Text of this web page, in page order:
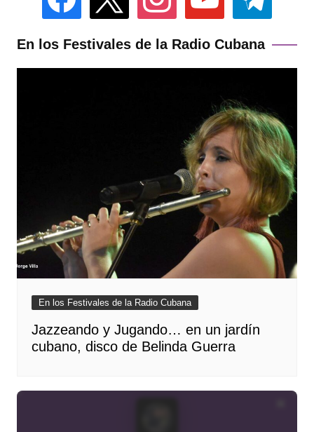
En los Festivales de la Radio Cubana
En los Festivales de la Radio Cubana
Jazzeando y Jugando… en un jardín
cubano, disco de Belinda Guerra